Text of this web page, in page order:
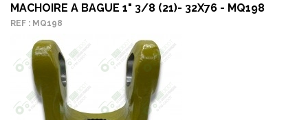
MACHOIRE A BAGUE 1" 3/8 (21)- 32X76 - MQ198
REF : MQ198